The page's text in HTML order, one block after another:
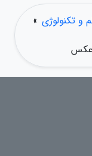
و تکنولوژی »